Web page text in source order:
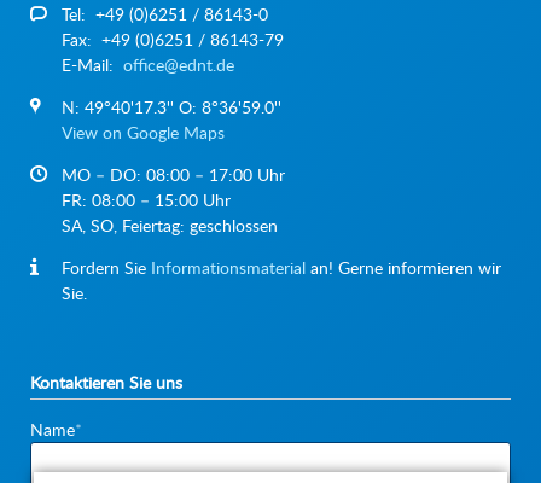
Tel: +49 (0)6251 / 86143-0
Fax: +49 (0)6251 / 86143-79
E-Mail:office@ednt.de
N: 49°40'17.3'' O: 8°36'59.0''
View on Google Maps
MO – DO: 08:00 – 17:00 Uhr
FR: 08:00 – 15:00 Uhr
SA, SO, Feiertag: geschlossen
Fordern Sie Informationsmaterial an! Gerne informieren wir
Sie.
Kontaktieren Sie uns
Pflichtfeld
Name*